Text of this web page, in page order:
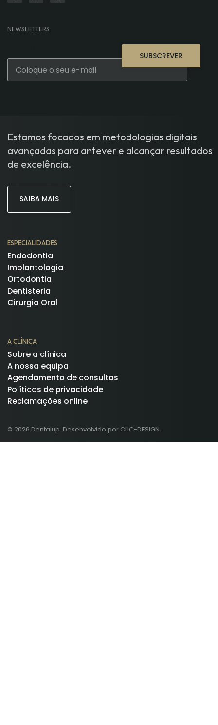
NEWSLETTERS
SUBSCREVER
Estamos focados em metodologias digitais
avançadas para antever e alcançar resultados
de excelência.
SAIBA MAIS
ESPECIALIDADES
Endodontia
Implantologia
Ortodontia
Dentisteria
Cirurgia Oral
A CLÍNICA
Sobre a clínica
A nossa equipa
Agendamento de consultas
Políticas de privacidade
Reclamações online
© 2026 Dentalup. Desenvolvido por CLIC-DESIGN.